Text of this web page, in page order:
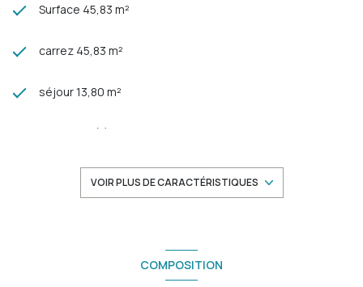
Surface 45,83 m²
carrez 45,83 m²
séjour 13,80 m²
1 chambre(s)
VOIR PLUS DE CARACTÉRISTIQUES
COMPOSITION